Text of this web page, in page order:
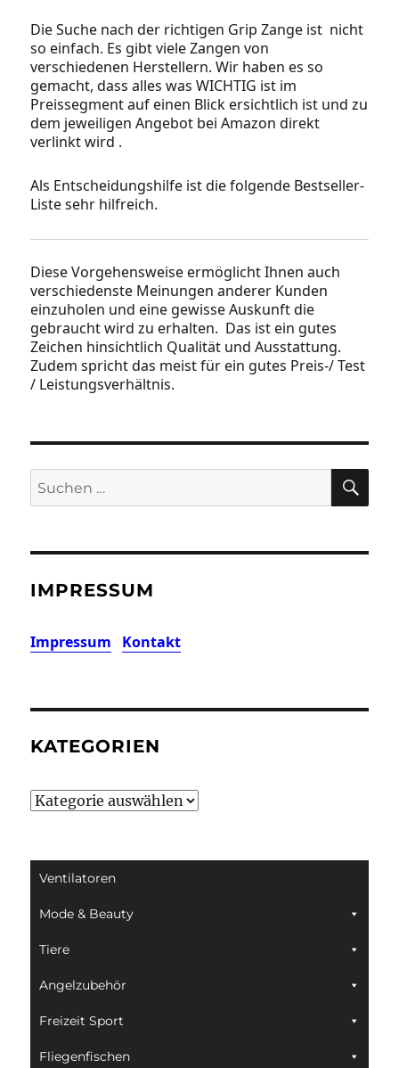
Die Suche nach der richtigen Grip Zange ist nicht
so einfach. Es gibt viele Zangen von
verschiedenen Herstellern. Wir haben es so
gemacht, dass alles was WICHTIG ist im
Preissegment auf einen Blick ersichtlich ist und zu
dem jeweiligen Angebot bei Amazon direkt
verlinkt wird .
Als Entscheidungshilfe ist die folgende Bestseller-
Liste sehr hilfreich.
Diese Vorgehensweise ermöglicht Ihnen auch
verschiedenste Meinungen anderer Kunden
einzuholen und eine gewisse Auskunft die
gebraucht wird zu erhalten. Das ist ein gutes
Zeichen hinsichtlich Qualität und Ausstattung.
Zudem spricht das meist für ein gutes Preis-/ Test
/ Leistungsverhältnis.
Suchen
nach:
IMPRESSUM
Impressum Kontakt
KATEGORIEN
Kategorien
Ventilatoren
Mode & Beauty
Tiere
Angelzubehör
Freizeit Sport
Fliegenfischen